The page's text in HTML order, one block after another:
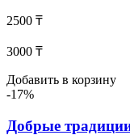
2500 ₸
3000 ₸
Добавить в корзину
-17%
Добрые